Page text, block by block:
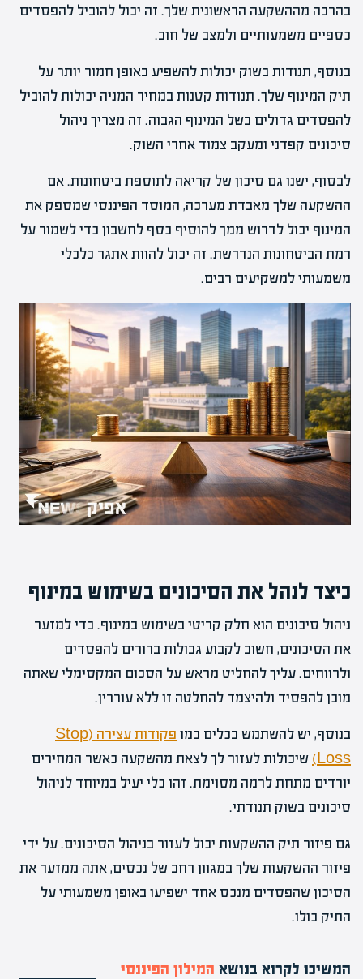
בהרבה מההשקעה הראשונית שלך. זה יכול להוביל להפסדים
כספיים משמעותיים ולמצב של חוב.
בנוסף, תנודות בשוק יכולות להשפיע באופן חמור יותר על
תיק המינוף שלך. תנודות קטנות במחיר המניה יכולות להוביל
להפסדים גדולים בשל המינוף הגבוה. זה מצריך ניהול
סיכונים קפדני ומעקב צמוד אחרי השוק.
לבסוף, ישנו גם סיכון של קריאה לתוספת ביטחונות. אם
ההשקעה שלך מאבדת מערכה, המוסד הפיננסי שמספק את
המינוף יכול לדרוש ממך להוסיף כסף לחשבון כדי לשמור על
רמת הביטחונות הנדרשת. זה יכול להוות אתגר כלכלי
משמעותי למשקיעים רבים.
כיצד לנהל את הסיכונים בשימוש במינוף
ניהול סיכונים הוא חלק קריטי בשימוש במינוף. כדי למזער
את הסיכונים, חשוב לקבוע גבולות ברורים להפסדים
ולרווחים. עליך להחליט מראש על הסכום המקסימלי שאתה
מוכן להפסיד ולהיצמד להחלטה זו ללא עוררין.
בנוסף, יש להשתמש בכלים כמו
פקודות עצירה (Stop
Loss)
שיכולות לעזור לך לצאת מהשקעה כאשר המחירים
יורדים מתחת לרמה מסוימת. זהו כלי יעיל במיוחד לניהול
סיכונים בשוק תנודתי.
גם פיזור תיק ההשקעות יכול לעזור בניהול הסיכונים. על ידי
פיזור ההשקעות שלך במגוון רחב של נכסים, אתה ממזער את
הסיכון שהפסדים מנכס אחד ישפיעו באופן משמעותי על
התיק כולו.
המשיכו לקרוא בנושא המילון הפיננסי